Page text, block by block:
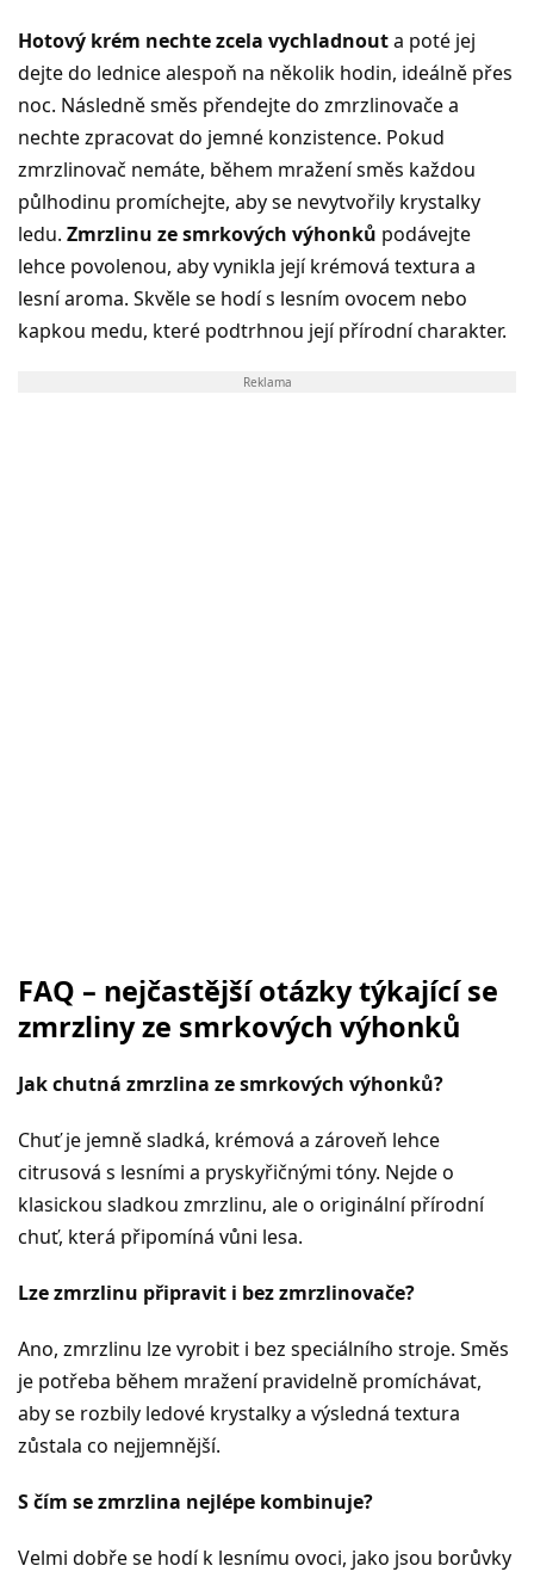
Hotový krém nechte zcela vychladnouta poté jej
dejte do lednice alespoň na několik hodin, ideálně přes
noc. Následně směs přendejte do zmrzlinovače a
nechte zpracovat do jemné konzistence. Pokud
zmrzlinovač nemáte, během mražení směs každou
půlhodinu promíchejte, aby se nevytvořily krystalky
ledu. Zmrzlinu ze smrkových výhonků podávejte
lehce povolenou, aby vynikla její krémová textura a
lesní aroma. Skvěle se hodí s lesním ovocem nebo
kapkou medu, které podtrhnou její přírodní charakter.
Reklama
FAQ – nejčastější otázky týkající se
zmrzliny ze smrkových výhonků
Jak chutná zmrzlina ze smrkových výhonků?
Chuť je jemně sladká, krémová a zároveň lehce
citrusová s lesními a pryskyřičnými tóny. Nejde o
klasickou sladkou zmrzlinu, ale o originální přírodní
chuť, která připomíná vůni lesa.
Lze zmrzlinu připravit i bez zmrzlinovače?
Ano, zmrzlinu lze vyrobit i bez speciálního stroje. Směs
je potřeba během mražení pravidelně promíchávat,
aby se rozbily ledové krystalky a výsledná textura
zůstala co nejjemnější.
S čím se zmrzlina nejlépe kombinuje?
Velmi dobře se hodí k lesnímu ovoci, jako jsou borůvky